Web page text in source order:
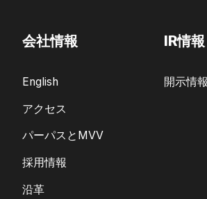
会社情報
English
アクセス
パーパスとMVV
採用情報
沿革
IR情報
開示情